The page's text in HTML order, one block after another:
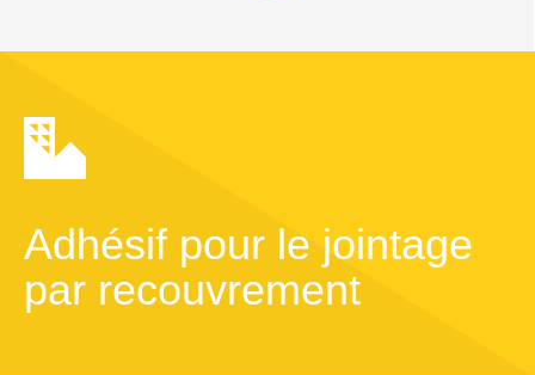
Adhésif pour le jointage
par recouvrement